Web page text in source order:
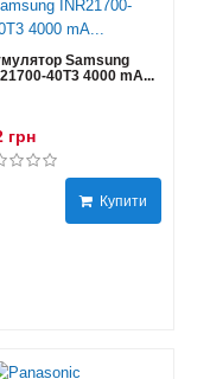
Samsung
40T3 4000 mA...
грн
Купити